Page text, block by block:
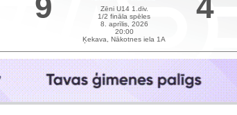
Zēni U14 1.div.
1/2 fināla spēles
8. aprīlis, 2026
20:00
Ķekava, Nākotnes iela 1A